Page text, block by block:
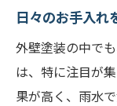
日々のお手入れ
外壁塗装の中で
は、特に注目が
果が高く、雨水